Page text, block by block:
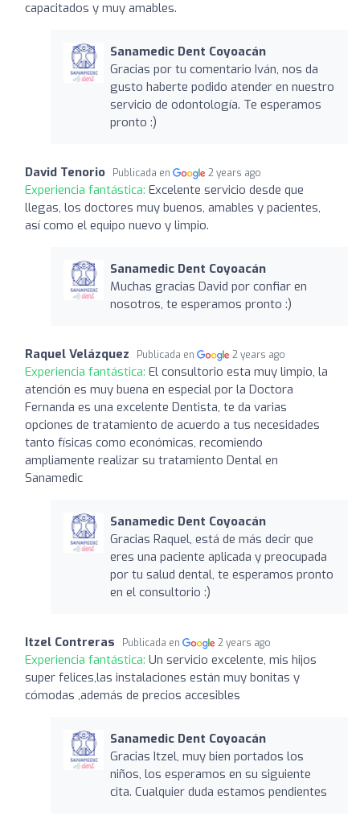
capacitados y muy amables.
Sanamedic Dent Coyoacán
Gracias por tu comentario Iván, nos da
gusto haberte podido atender en nuestro
servicio de odontología. Te esperamos
pronto :)
David Tenorio Publicada en 2 years ago
Experiencia fantástica: Excelente servicio desde que
llegas, los doctores muy buenos, amables y pacientes,
así como el equipo nuevo y limpio.
Sanamedic Dent Coyoacán
Muchas gracias David por confiar en
nosotros, te esperamos pronto :)
Raquel Velázquez Publicada en 2 years ago
Experiencia fantástica: El consultorio esta muy limpio, la
atención es muy buena en especial por la Doctora
Fernanda es una excelente Dentista, te da varias
opciones de tratamiento de acuerdo a tus necesidades
tanto físicas como económicas, recomiendo
ampliamente realizar su tratamiento Dental en
Sanamedic
Sanamedic Dent Coyoacán
Gracias Raquel, está de más decir que
eres una paciente aplicada y preocupada
por tu salud dental, te esperamos pronto
en el consultorio :)
Itzel Contreras Publicada en 2 years ago
Experiencia fantástica: Un servicio excelente, mis hijos
super felices,las instalaciones están muy bonitas y
cómodas ,además de precios accesibles
Sanamedic Dent Coyoacán
Gracias Itzel, muy bien portados los
niños, los esperamos en su siguiente
cita. Cualquier duda estamos pendientes